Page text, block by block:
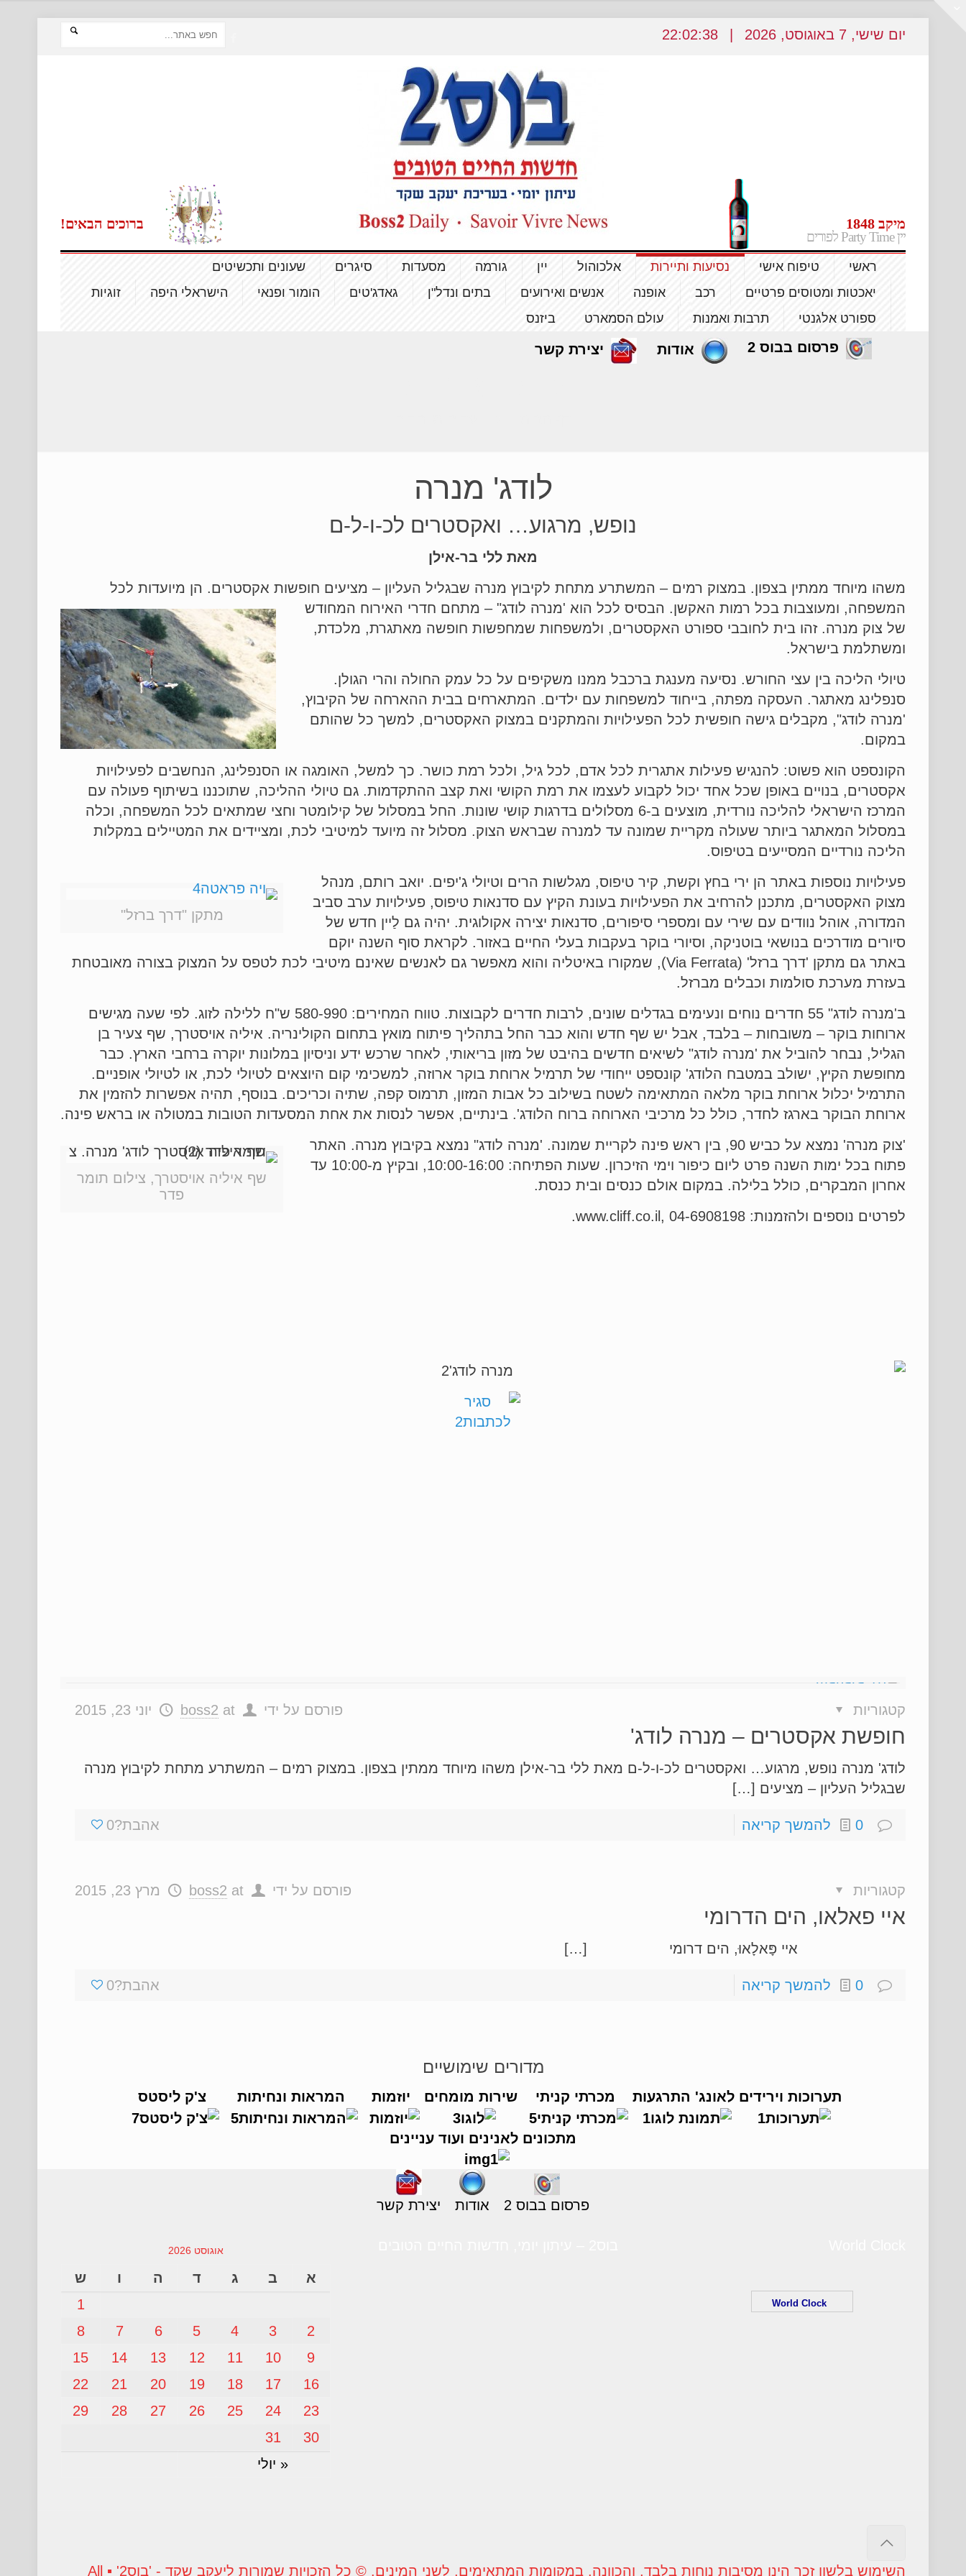
יום שישי, 7 באוגוסט, 2026
:02:39
ברוכים הבאים! מיקב 1848
יין Party Time לפורים
ראשי טיפוח אישי נסיעות ותיירות אלכוהול יין גורמה מסעדות סיגרים
שעונים ותכשיטים
יאכטות ומטוסים פרטיים
רכב אופנה אנשים ואירועים בתים ונדל"ן גאדג'טים הומור ופנאי הישראלי היפה
זוגיות
ספורט אלגנטי
תרבות ואמנות עולם הסמארט ביזנס
פרסום בבוס 2 אודות יצירת קשר
לודג' מנרה
נופש, מרגוע… ואקסטרים לכ-ו-ל-ם
מאת ללי בר-אילן
משהו מיוחד ממתין בצפון. במצוק רמים – המשתרע מתחת לקיבוץ מנרה שבגליל העליון – מציעים חופשות אקסטרים. הן מיועדות לכל
המשפחה, ומעוצבות בכל רמות האקשן. הבסיס לכל הוא 'מנרה לודג" – מתחם חדרי האירוח המחודש
של צוק מנרה. זהו בית לחובבי ספורט האקסטרים, ולמשפחות שמחפשות חופשה מאתגרת, מלכדת,
ומשתלמת בישראל.
טיולי הליכה בין עצי החורש. נסיעה מענגת ברכבל ממנו משקיפים על כל עמק החולה והרי הגולן.
סנפלינג מאתגר. העסקה מפתה, בייחוד למשפחות עם ילדים. המתארחים בבית ההארחה של הקיבוץ,
'מנרה לודג", מקבלים גישה חופשית לכל הפעילויות והמתקנים במצוק האקסטרים, למשך כל שהותם
במקום.
הקונספט הוא פשוט: להנגיש פעילות אתגרית לכל אדם, לכל גיל, ולכל רמת כושר. כך למשל, האומגה או הסנפלינג, הנחשבים לפעילויות
אקסטרים, בנויים באופן שכל אחד יכול לקבוע לעצמו את רמת הקושי ואת קצב ההתקדמות. גם טיולי ההליכה, שתוכננו בשיתוף פעולה עם
המרכז הישראלי להליכה נורדית, מוצעים ב-6 מסלולים בדרגות קושי שונות. החל במסלול של קילומטר וחצי שמתאים לכל המשפחה, וכלה
במסלול המאתגר ביותר שעולה מקריית שמונה עד למנרה שבראש הצוק. מסלול זה מיועד למיטיבי לכת, ומציידים את המטיילים במקלות
הליכה נורדיים המסייעים בטיפוס.
מתקן "דרך ברזל"
פעילויות נוספות באתר הן ירי בחץ וקשת, קיר טיפוס, מגלשות הרים וטיולי ג'יפים. יואב רותם, מנהל
מצוק האקסטרים, מתכנן להרחיב את הפעילויות בעונת הקיץ עם סדנאות טיפוס, פעילויות ערב סביב
המדורה, אוהל נוודים עם שירי עם ומספרי סיפורים, סדנאות יצירה אקולוגית. יהיה גם לַיין חדש של
סיורים מודרכים בנושאי בוטניקה, וסיורי בוקר בעקבות בעלי החיים באזור. לקראת סוף השנה יוקם
באתר גם מתקן 'דרך ברזל' (Via Ferrata), שמקורו באיטליה והוא מאפשר גם לאנשים שאינם מיטיבי לכת לטפס על המצוק בצורה מאובטחת
בעזרת מערכת סולמות וכבלים מברזל.
ב'מנרה לודג" 55 חדרים נוחים ונעימים בגדלים שונים, לרבות חדרים לקבוצות. טווח המחירים: 580-990 ש"ח ללילה לזוג. לפי שעה מגישים
ארוחות בוקר – משובחות – בלבד, אבל יש שף חדש והוא כבר החל בתהליך פיתוח מואץ בתחום הקולינריה. איליה אויסטרך, שף צעיר בן
הגליל, נבחר להוביל את 'מנרה לודג" לשיאים חדשים בהיבט של מזון בריאותי, לאחר שרכש ידע וניסיון במלונות יוקרה ברחבי הארץ. כבר
מחופשת הקיץ, ישולב במטבח הלודג' קונספט ייחודי של תרמיל ארוחת בוקר ארוזה, למשכימי קום היוצאים לטיולי לכת, או לטיולי אופניים.
התרמיל יכלול ארוחת בוקר מלאה המתאימה לשטח בשילוב כל אבות המזון, תרמוס קפה, שתיה וכריכים. בנוסף, תהיה אפשרות להזמין את
ארוחת הבוקר בארגז לחדר, כולל כל מרכיבי הארוחה ברוח הלודג'. בינתיים, אפשר לנסות את אחת המסעדות הטובות במטולה או בראש פינה.
שף איליה אויסטרך, צילום תומר
פדר
'צוק מנרה' נמצא על כביש 90, בין ראש פינה לקריית שמונה. 'מנרה לודג" נמצא בקיבוץ מנרה. האתר
פתוח בכל ימות השנה פרט ליום כיפור וימי הזיכרון. שעות הפתיחה: 10:00-16:00, ובקיץ מ-10:00 עד
אחרון המבקרים, כולל בלילה. במקום אולם כנסים ובית כנסת.
לפרטים נוספים ולהזמנות: www.cliff.co.il, 04-6908198.
פורסם על ידי boss2 at יוני 23, 2015 קטגוריות
חופשת אקסטרים – מנרה לודג'
לודג' מנרה נופש, מרגוע… ואקסטרים לכ-ו-ל-ם מאת ללי בר-אילן משהו מיוחד ממתין בצפון. במצוק רמים – המשתרע מתחת לקיבוץ מנרה
שבגליל העליון – מציעים […]
אהבת?0 0 להמשך קריאה
פורסם על ידי boss2 at מרץ 23, 2015 קטגוריות
איי פאלאו, הים הדרומי
איי פָּאלָאוּ, הים דרומי […]
אהבת?0 0 להמשך קריאה
מדורים שימושיים
תערוכות וירידים לאונג' התרגעות מכרתי קניתי שירות מומחים יוזמות המראות ונחיתות צ'ק ליסטס
מתכונים לאנינים ועוד עניינים
פרסום בבוס 2 אודות יצירת קשר
אוגוסט 2026
א ב ג ד ה ו ש
« יולי
1
2
3
4
5
6
7
8
9
10
11
12
13
14
15
16
17
18
19
20
21
22
23
24
25
26
27
28
29
30
31
World Clock
השימוש בלשון זכר הינו מסיבות נוחות בלבד, והכוונה, במקומות המתאימים, לשני המינים. © כל הזכויות שמורות ליעקב שקד - 'בוס2' ▪ All